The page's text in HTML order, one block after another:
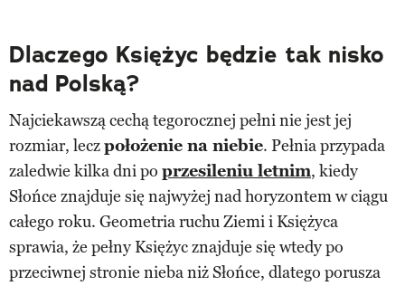
Dlaczego Księżyc będzie tak nisko
nad Polską?
Najciekawszą cechą tegorocznej pełni nie jest jej
rozmiar, leczpołożenie na niebie. Pełnia przypada
zaledwie kilka dni po przesileniu letnim, kiedy
Słońce znajduje się najwyżej nad horyzontem w ciągu
całego roku. Geometria ruchu Ziemi i Księżyca
sprawia, że pełny Księżyc znajduje się wtedy po
przeciwnej stronie nieba niż Słońce, dlatego porusza